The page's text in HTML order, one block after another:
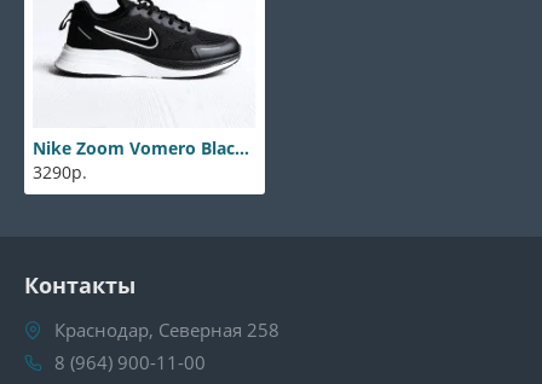
Nike Zoom Vomero Black-white
3290р.
Контакты
Краснодар, Северная 258
8 (964) 900-11-00